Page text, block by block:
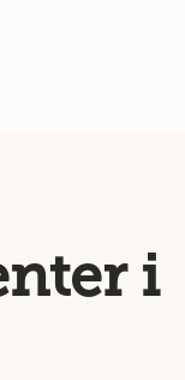
i